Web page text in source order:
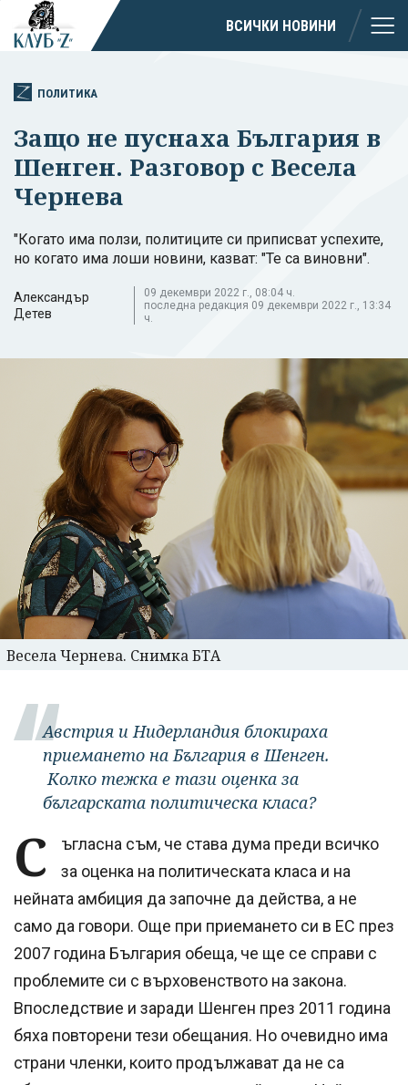
ВСИЧКИ НОВИНИ
ПОЛИТИКА
Защо не пуснаха България в
Шенген. Разговор с Весела
Чернева
"Когато има ползи, политиците си приписват успехите,
но когато има лоши новини, казват: "Те са виновни".
Александър
Детев
09 декември 2022 г., 08:04 ч.
последна редакция 09 декември 2022 г., 13:34
ч.
Весела Чернева. Снимка БТА
Австрия и Нидерландия блокираха
приемането на България в Шенген.
Колко тежка е тази оценка за
българската политическа класа?
С
ъгласна съм, че става дума преди всичко
за оценка на политическата класа и на
нейната амбиция да започне да действа, а не
само да говори. Още при приемането си в ЕС през
2007 година България обеща, че ще се справи с
проблемите си с върховенството на закона.
Впоследствие и заради Шенген през 2011 година
бяха повторени тези обещания. Но очевидно има
страни членки, които продължават да не са